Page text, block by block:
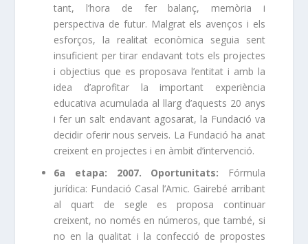
tant, l’hora de fer balanç, memòria i
perspectiva de futur. Malgrat els avenços i els
esforços, la realitat econòmica seguia sent
insuficient per tirar endavant tots els projectes
i objectius que es proposava l’entitat i amb la
idea d’aprofitar la important experiència
educativa acumulada al llarg d’aquests 20 anys
i fer un salt endavant agosarat, la Fundació va
decidir oferir nous serveis. La Fundació ha anat
creixent en projectes i en àmbit d’intervenció.
6a etapa: 2007. Oportunitats:
Fórmula
jurídica: Fundació Casal l’Amic. Gairebé arribant
al quart de segle es proposa continuar
creixent, no només en números, que també, si
no en la qualitat i la confecció de propostes